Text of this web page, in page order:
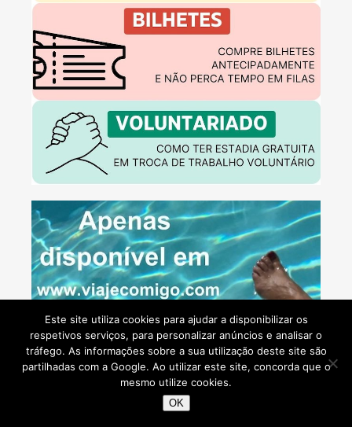
Este site utiliza cookies para ajudar a disponibilizar os
respetivos serviços, para personalizar anúncios e analisar o
tráfego. As informações sobre a sua utilização deste site são
partilhadas com a Google. Ao utilizar este site, concorda que o
mesmo utilize cookies.
OK